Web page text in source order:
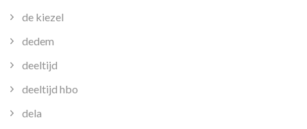
de kiezel
dedem
deeltijd
deeltijd hbo
dela